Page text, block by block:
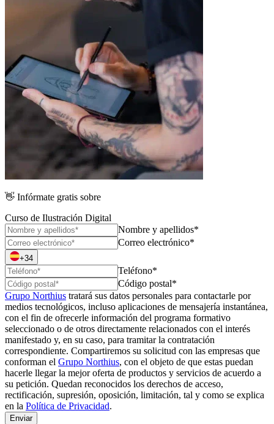
👋 Infórmate gratis sobre
Curso de Ilustración Digital
Nombre y apellidos*
Correo electrónico*
+34
Teléfono*
Código postal*
Grupo Northius tratará sus datos personales para contactarle por
medios tecnológicos, incluso aplicaciones de mensajería instantánea,
con el fin de ofrecerle información del programa formativo
seleccionado o de otros directamente relacionados con el interés
manifestado y, en su caso, para tramitar la contratación
correspondiente. Compartiremos su solicitud con las empresas que
conforman el Grupo Northius, con el objeto de que estas puedan
hacerle llegar la mejor oferta de productos y servicios de acuerdo a
su petición. Quedan reconocidos los derechos de acceso,
rectificación, supresión, oposición, limitación, tal y como se explica
en la Política de Privacidad.
Enviar